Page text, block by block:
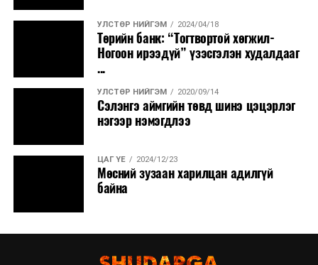
УЛСТӨР НИЙГЭМ 2024/04/18
Төрийн банк: “Тогтвортой хөгжил-
Ногоон ирээдүй” үзэсгэлэн худалдааг
...
УЛСТӨР НИЙГЭМ 2020/09/14
Сэлэнгэ аймгийн төвд шинэ цэцэрлэг
нэгээр нэмэгдлээ
ЦАГ ҮЕ 2024/12/23
Мөсний зузаан харилцан адилгүй
байна